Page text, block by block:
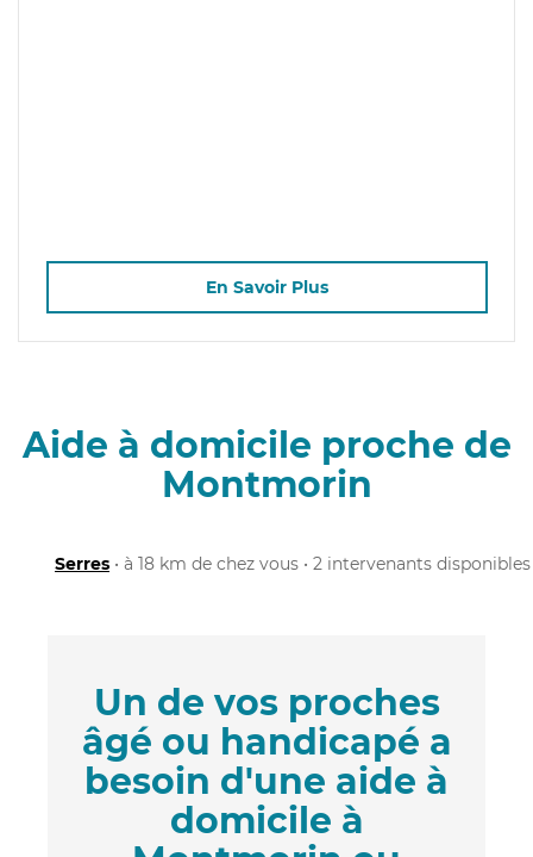
En Savoir Plus
Aide à domicile proche de
Montmorin
Serres • à 18 km de chez vous • 2 intervenants disponibles
Un de vos proches
âgé ou handicapé a
besoin d'une aide à
domicile à